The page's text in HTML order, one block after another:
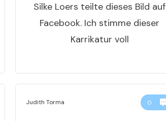
Silke Loers teilte dieses Bild auf
Facebook. Ich stimme dieser
Karrikatur voll
Judith Torma 0